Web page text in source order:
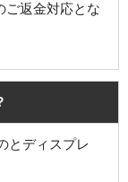
ご返金対応とな
とディスプレ